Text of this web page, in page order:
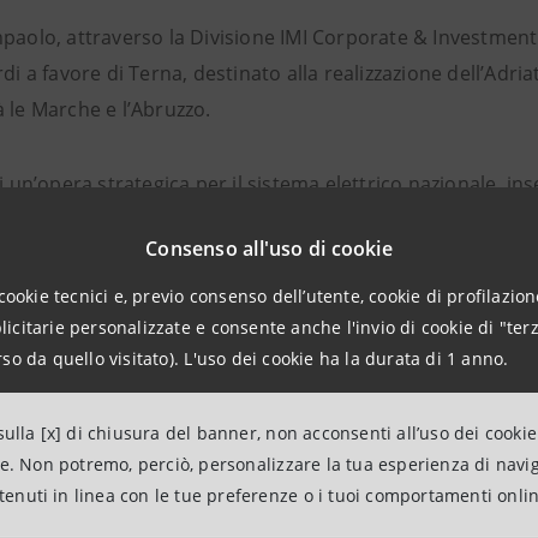
Consenso all'uso di cookie
tecnici e, previo consenso dell’utente, cookie di
personalizzate e consente anche l'invio di cookie di
da quello visitato). L'uso dei cookie ha la durata di 1 anno.
[x] di chiusura del banner, non acconsenti all’uso dei
Non potremo, perciò, personalizzare la tua esperienza di
in linea con le tue preferenze o i tuoi comportamenti
attraverso la Divisione IMI Corporate &
a favore di Terna, destinato alla realizzazione
Marche e l’Abruzzo.
un’opera strategica per il sistema elettrico nazionale,
con l’obiettivo di rafforzare lo scambio di energia nella
di sicurezza e flessibilità del sistema elettrico nazionale
la realizzazione di una linea ad alta tensione in
cavo sottomarino, con una profondità massima di circa
MW.
finanziaria dell’operazione è suddivisa in tre